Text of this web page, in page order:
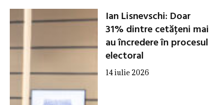
Ian Lisnevschi: Doar
31% dintre cetățeni mai
au încredere în procesul
electoral
14 iulie 2026